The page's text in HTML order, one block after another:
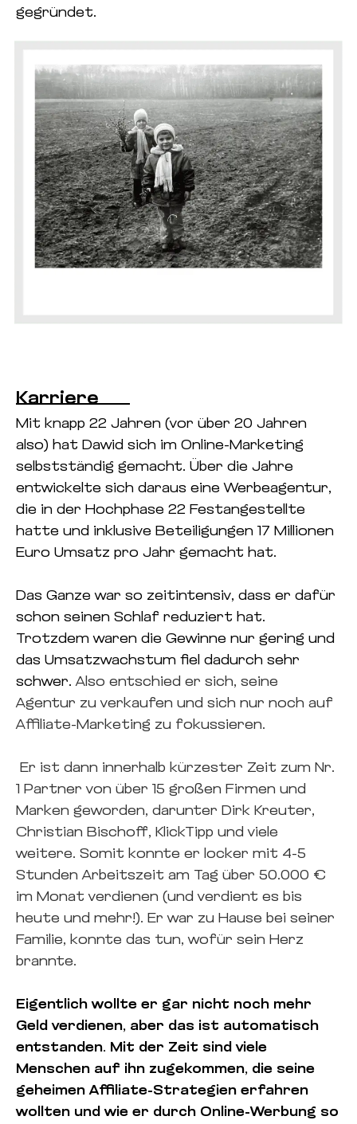
gegründet.
Karriere
Mit knapp 22 Jahren (vor über 20 Jahren
also) hat Dawid sich im Online-Marketing
selbstständig gemacht. Über die Jahre
entwickelte sich daraus eine Werbeagentur,
die in der Hochphase 22 Festangestellte
hatte und inklusive Beteiligungen 17 Millionen
Euro Umsatz pro Jahr gemacht hat.
Das Ganze war so zeitintensiv, dass er dafür
schon seinen Schlaf reduziert hat.
Trotzdem waren die Gewinne nur gering und
das Umsatzwachstum fiel dadurch sehr
schwer. Also entschied er sich, seine
Agentur zuverkaufen und sich nur noch auf
Affiliate-Marketing zu fokussieren.
Er ist dann innerhalb kürzester Zeit zum Nr.
1 Partner von über 15 großen Firmen und
Marken geworden, darunter Dirk Kreuter,
Christian Bischoff, KlickTipp und viele
weitere. Somit konnte er locker mit 4-5
Stunden Arbeitszeit am Tag über 50.000 €
im Monat verdienen (und verdient es bis
heute und mehr!). Er war zu Hause bei seiner
Familie, konnte das tun, wofür sein Herz
brannte.
Eigentlich wollte er gar nicht noch mehr
Geld verdienen, aber das ist automatisch
entstanden. Mit der Zeit sind viele
Menschen auf ihn zugekommen, die seine
geheimen Affiliate-Strategien erfahren
wollten und wie er durch Online-Werbung so